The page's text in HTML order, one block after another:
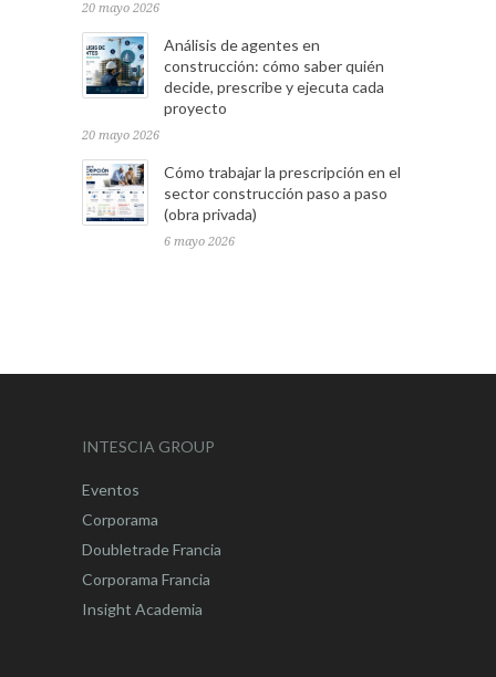
20 mayo 2026
Análisis de agentes en
construcción: cómo saber quién
decide, prescribe y ejecuta cada
proyecto
20 mayo 2026
Cómo trabajar la prescripción en el
sector construcción paso a paso
(obra privada)
6 mayo 2026
INTESCIA GROUP
Eventos
Corporama
Doubletrade Francia
Corporama Francia
Insight Academia